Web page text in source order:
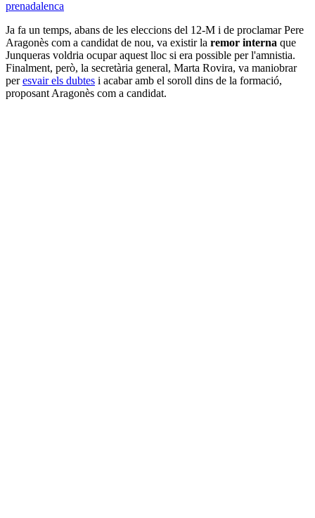
prenadalenca
Ja fa un temps, abans de les eleccions del 12-M i de proclamar Pere
Aragonès com a candidat de nou, va existir la remor interna que
Junqueras voldria ocupar aquest lloc si era possible per l'amnistia.
Finalment, però, la secretària general, Marta Rovira, va maniobrar
peresvair els dubtes i acabar amb el soroll dins de la formació,
proposant Aragonès com a candidat.